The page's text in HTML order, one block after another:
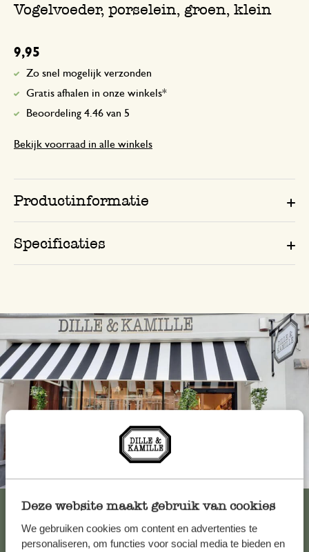
Deze website maakt gebruik van cookies
We gebruiken cookies om content en advertenties te
personaliseren, om functies voor social media te bieden en
Vogelvoeder, porselein, groen, klein
9,95
Zo snel mogelijk verzonden
Gratis afhalen in onze winkels*
Beoordeling 4.46 van 5
Bekijk voorraad in alle winkels
Productinformatie
Specificaties
Altijd in de buurt
Bekijk alle 62 winkels